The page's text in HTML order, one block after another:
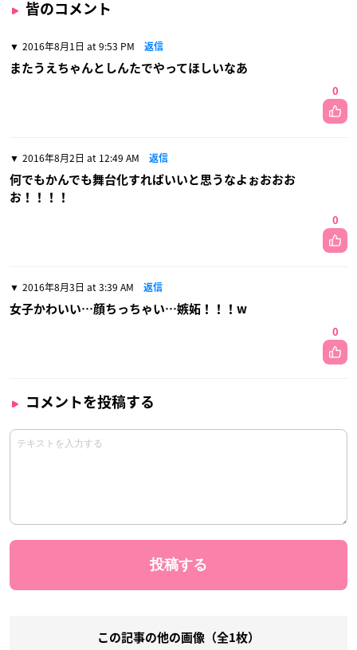
皆のコメント
2016年8月1日 at 9:53 PM 返信
またうえちゃんとしんたでやってほしいなあ
0
2016年8月2日 at 12:49 AM 返信
何でもかんでも舞台化すればいいと思うなよぉおおお
お！！！！
0
2016年8月3日 at 3:39 AM 返信
女子かわいい…顔ちっちゃい…嫉妬！！！w
0
コメントを投稿する
この記事の他の画像（全1枚）